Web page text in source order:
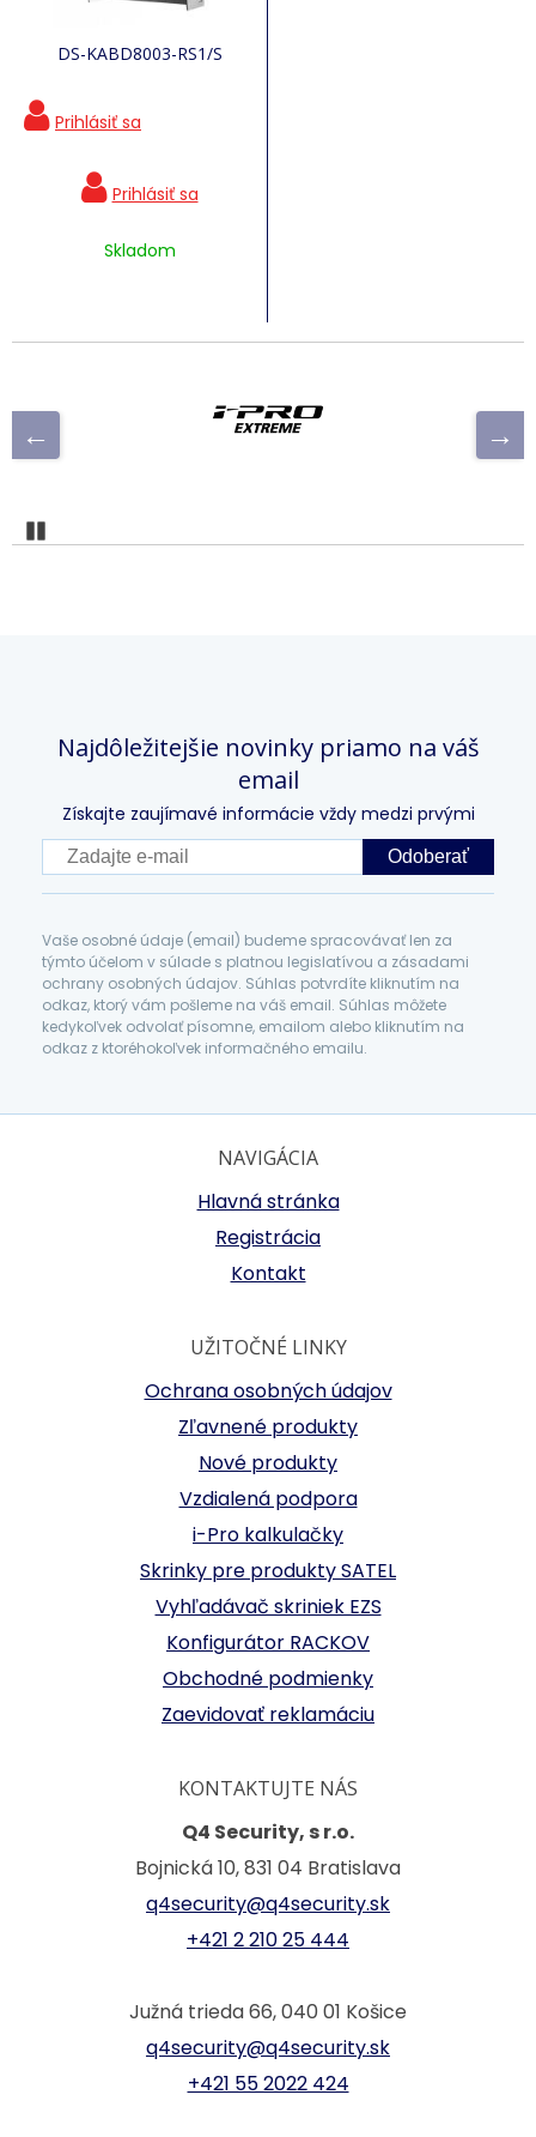
DS-KABD8003-RS1/S
Skladom
Najdôležitejšie novinky priamo na váš
email
Získajte zaujímavé informácie vždy medzi prvými
Odoberať
Vaše osobné údaje (email) budeme spracovávať len za
týmto účelom v súlade s platnou legislatívou a zásadami
ochrany osobných údajov. Súhlas potvrdíte kliknutím na
odkaz, ktorý vám pošleme na váš email. Súhlas môžete
kedykoľvek odvolať písomne, emailom alebo kliknutím na
odkaz z ktoréhokoľvek informačného emailu.
NAVIGÁCIA
Hlavná stránka
Registrácia
Kontakt
UŽITOČNÉ LINKY
Ochrana osobných údajov
Zľavnené produkty
Nové produkty
Vzdialená podpora
i-Pro kalkulačky
Skrinky pre produkty SATEL
Vyhľadávač skriniek EZS
Konfigurátor RACKOV
Obchodné podmienky
Zaevidovať reklamáciu
KONTAKTUJTE NÁS
Q4 Security, s r.o.
Bojnická 10, 831 04 Bratislava
q4security@q4security.sk
+421 2 210 25 444
Južná trieda 66, 040 01 Košice
q4security@q4security.sk
+421 55 2022 424